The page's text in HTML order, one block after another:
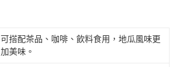
可搭配茶品、咖啡、飲料食用，地瓜風味更
加美味。